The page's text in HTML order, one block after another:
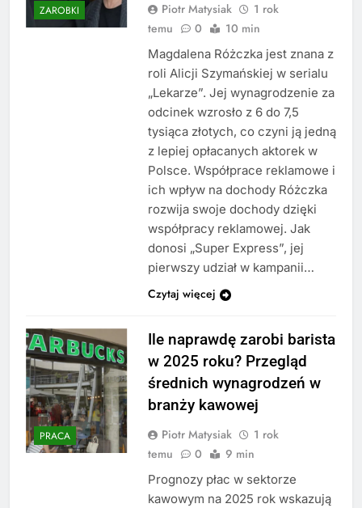
ZAROBKI Piotr Matysiak
1 rok
temu
0 10 min
Magdalena Różczka jest znana z
roli Alicji Szymańskiej w serialu
„Lekarze”. Jej wynagrodzenie za
odcinek wzrosło z 6 do 7,5
tysiąca złotych, co czyni ją jedną
z lepiej opłacanych aktorek w
Polsce. Współprace reklamowe i
ich wpływ na dochody Różczka
rozwija swoje dochody dzięki
współpracy reklamowej. Jak
donosi „Super Express”, jej
pierwszy udział w kampanii…
Czytaj więcej
PRACA
Ile naprawdę zarobi barista
w 2025 roku? Przegląd
średnich wynagrodzeń w
branży kawowej
Piotr Matysiak
1 rok
temu
0 9 min
Prognozy płac w sektorze
kawowym na 2025 rok wskazują